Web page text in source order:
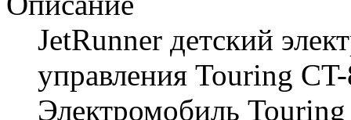
JetRunner детский
управления Touring
Электромобиль